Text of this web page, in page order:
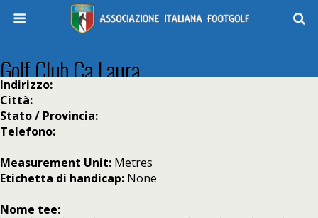
Golf Club Ca Laura
Indirizzo:
Città:
Stato / Provincia:
Telefono:
Measurement Unit: Metres
Etichetta di handicap: None
Nome tee: